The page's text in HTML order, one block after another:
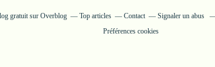
gratuit sur Overblog Top articles Contact Signaler un abus
Préférences cookies